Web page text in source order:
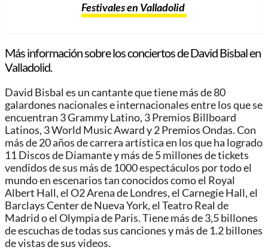
Festivales en Valladolid
Más información sobre los conciertos de David Bisbal en
Valladolid.
David Bisbal es un cantante que tiene más de 80
galardones nacionales e internacionales entre los que se
encuentran 3 Grammy Latino, 3 Premios Billboard
Latinos, 3 World Music Award y 2 Premios Ondas. Con
más de 20 años de carrera artística en los que ha logrado
11 Discos de Diamante y más de 5 millones de tickets
vendidos de sus más de 1000 espectáculos por todo el
mundo en escenarios tan conocidos como el Royal
Albert Hall, el O2 Arena de Londres, el Carnegie Hall, el
Barclays Center de Nueva York, el Teatro Real de
Madrid o el Olympia de Paris. Tiene más de 3,5 billones
de escuchas de todas sus canciones y más de 1.2 billones
de vistas de sus videos.